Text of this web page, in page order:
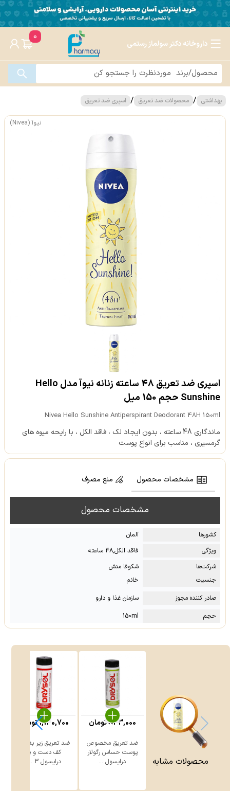
داروخانه دکتر سولماز رستمی
0
بهداشتی / محصولات ضد تعریق / اسپری ضد تعریق
نیوآ (Nivea)
اسپری ضد تعریق 48 ساعته زنانه نیوآ مدل Hello
Sunshine حجم 150 میل
Nivea Hello Sunshine Antiperspirant Deodorant 48H 150ml
ماندگاری 48 ساعته ، بدون ایجاد لک ، فاقد الکل ، با رایحه میوه های
گرمسیری ، مناسب برای انواع پوست
مشخصات محصول منع مصرف
مشخصات محصول
کشور‌ها
آلمان
ویژگی
فاقد الکل,48 ساعته
شرکت‌ها
شکوفا منش
جنسیت
خانم
صادر کننده مجوز
سازمان غذا و دارو
حجم
150ml
محصولات مشابه
ضد تعریق مخصوص
پوست حساس رگولار
درایسول ...
833,000تومان
ضد تعریق زیر بغل و
کف دست و پا
درایسول 3 ...
1,140,700تومان